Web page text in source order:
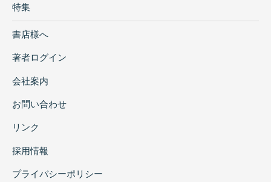
特集
書店様へ
著者ログイン
会社案内
お問い合わせ
リンク
採用情報
プライバシーポリシー